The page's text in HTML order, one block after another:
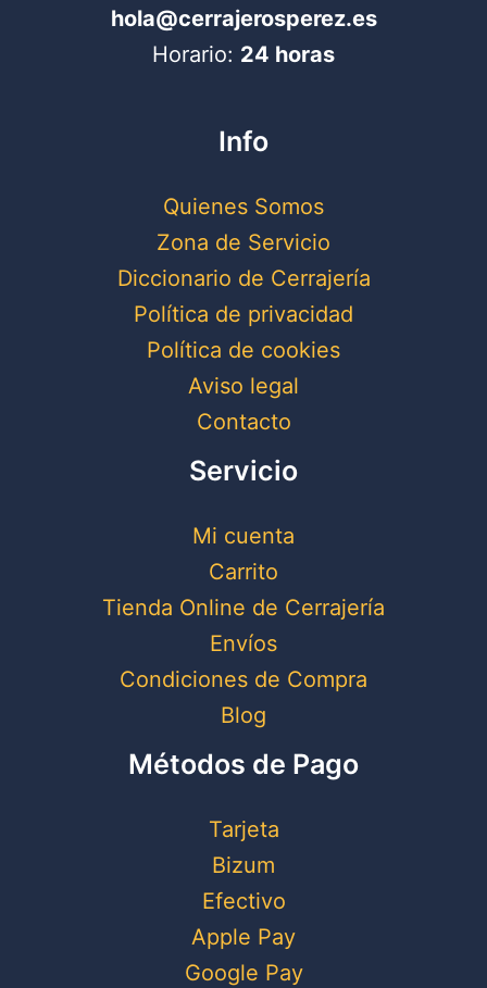
hola@cerrajerosperez.es
Horario: 24 horas
Info
Quienes Somos
Zona de Servicio
Diccionario de Cerrajería
Política de privacidad
Política de cookies
Aviso legal
Contacto
Servicio
Mi cuenta
Carrito
Tienda Online de Cerrajería
Envíos
Condiciones de Compra
Blog
Métodos de Pago
Tarjeta
Bizum
Efectivo
Apple Pay
Google Pay